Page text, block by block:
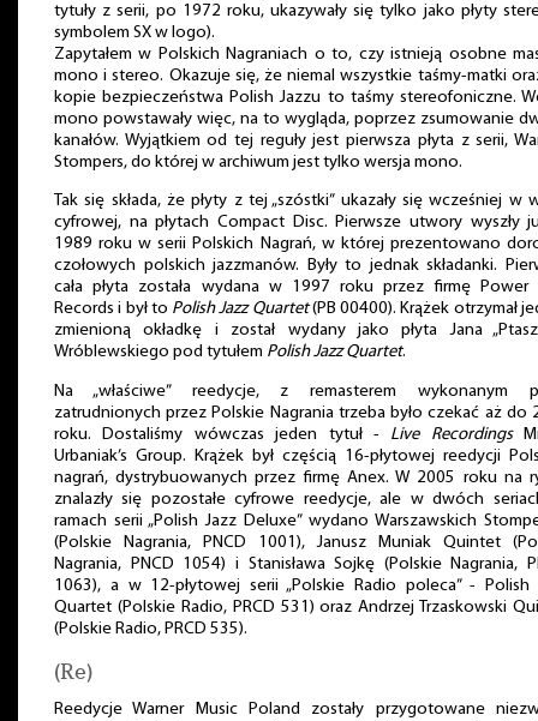
tytuły z serii, po 1972 roku, ukazywały się tylko jako płyty
symbolem SX w logo).
Zapytałem w Polskich Nagraniach o to, czy istnieją osobne
mono i stereo. Okazuje się, że niemal wszystkie taśmy-matki
kopie bezpieczeństwa Polish Jazzu to taśmy stereofoniczne.
mono powstawały więc, na to wygląda, poprzez zsumowanie
kanałów. Wyjątkiem od tej reguły jest pierwsza płyta z serii,
Stompers, do której w archiwum jest tylko wersja mono.
Tak się składa, że płyty z tej „szóstki” ukazały się wcześniej w
cyfrowej, na płytach Compact Disc. Pierwsze utwory wyszły
1989 roku w serii Polskich Nagrań, w której prezentowano
czołowych polskich jazzmanów. Były to jednak składanki.
cała płyta została wydana w 1997 roku przez firmę Power
Records i był to Polish Jazz Quartet(PB 00400). Krążek otrzymał
zmienioną okładkę i został wydany jako płyta Jana
Wróblewskiego pod tytułem Polish Jazz Quartet.
Na „właściwe” reedycje, z remasterem wykonanym
zatrudnionych przez Polskie Nagrania trzeba było czekać aż do
roku. Dostaliśmy wówczas jeden tytuł - Live Recordings
Urbaniak’s Group. Krążek był częścią 16-płytowej reedycji
nagrań, dystrybuowanych przez firmę Anex. W 2005 roku na
znalazły się pozostałe cyfrowe reedycje, ale w dwóch
ramach serii „Polish Jazz Deluxe” wydano Warszawskich
(Polskie Nagrania, PNCD 1001), Janusz Muniak Quintet
Nagrania, PNCD 1054) i Stanisława Sojkę (Polskie Nagrania,
1063), a w 12-płytowej serii „Polskie Radio poleca” - Polish
Quartet (Polskie Radio, PRCD 531) oraz Andrzej Trzaskowski
(Polskie Radio, PRCD 535).
(Re)
Reedycje Warner Music Poland zostały przygotowane